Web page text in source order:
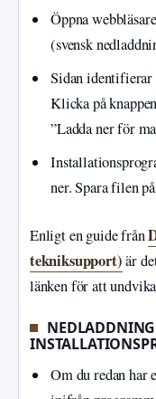
Öppna
(svensk
Sidan
Klicka på
”Ladda ner för
ner. Spara filen
Enligt en guide från
tekniksupport)är
länken för att
NEDLADDNING
Om du redan har